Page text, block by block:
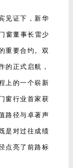
见证下，新华
窗董事长雷少
重要合约。双
的正式启航，
上的一个崭新
窗行业首家获
路径与卓著声
是对过往成绩
点亮了前路标